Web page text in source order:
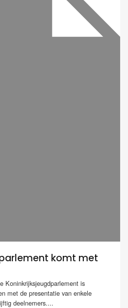
komt met
Koninkrijksjeugdparlement is
met de presentatie van enkele
deelnemers....